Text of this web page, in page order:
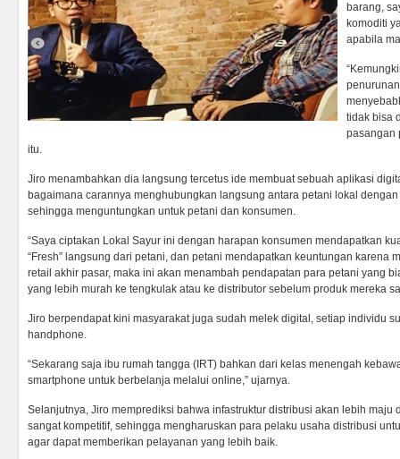
barang,
komoditi
apabila
tidak bisa
pasangan
itu.
Jiro menambahkan dia langsung tercetus ide membuat sebuah aplikasi
bagaimana carannya menghubungkan langsung antara petani lokal
sehingga menguntungkan untuk petani dan konsumen.
“Saya ciptakan Lokal Sayur ini dengan harapan konsumen mendapatkan
“Fresh” langsung dari petani, dan petani mendapatkan keuntungan karena
retail akhir pasar, maka ini akan menambah pendapatan para petani yang
yang lebih murah ke tengkulak atau ke distributor sebelum produk mereka
Jiro berpendapat kini masyarakat juga sudah melek digital, setiap individu
handphone.
“Sekarang saja ibu rumah tangga (IRT) bahkan dari kelas menengah
smartphone untuk berbelanja melalui online,” ujarnya.
Selanjutnya, Jiro memprediksi bahwa infastruktur distribusi akan lebih maju
sangat kompetitif, sehingga mengharuskan para pelaku usaha distribusi
agar dapat memberikan pelayanan yang lebih baik.